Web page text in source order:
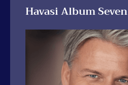
Havasi Album Seven